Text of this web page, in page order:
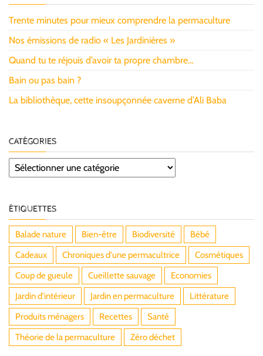
Trente minutes pour mieux comprendre la permaculture
Nos émissions de radio « Les Jardinières »
Quand tu te réjouis d’avoir ta propre chambre…
Bain ou pas bain ?
La bibliothèque, cette insoupçonnée caverne d’Ali Baba
CATÉGORIES
Catégories
ÉTIQUETTES
Balade nature Bien-être Biodiversité
Bébé
Cadeaux
Chroniques d'une permacultrice
Cosmétiques
Coup de gueule
Cueillette sauvage
Economies
Jardin d'intérieur
Jardin en permaculture
Littérature
Produits ménagers
Recettes
Santé
Théorie de la permaculture
Zéro déchet